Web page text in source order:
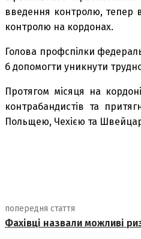
введення контролю, тепер
контролю на кордонах.
Голова профспілки
б допомогти уникнути
Протягом місяця на
контрабандистів та
Польщею, Чехією та
попередня стаття
Фахівці назвали можливі